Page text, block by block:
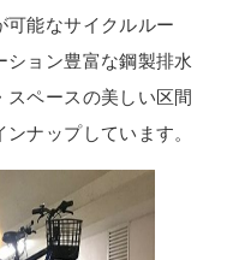
可能なサイクルルー
ション豊富な鋼製排水
ペースの美しい区間
ナップしています。